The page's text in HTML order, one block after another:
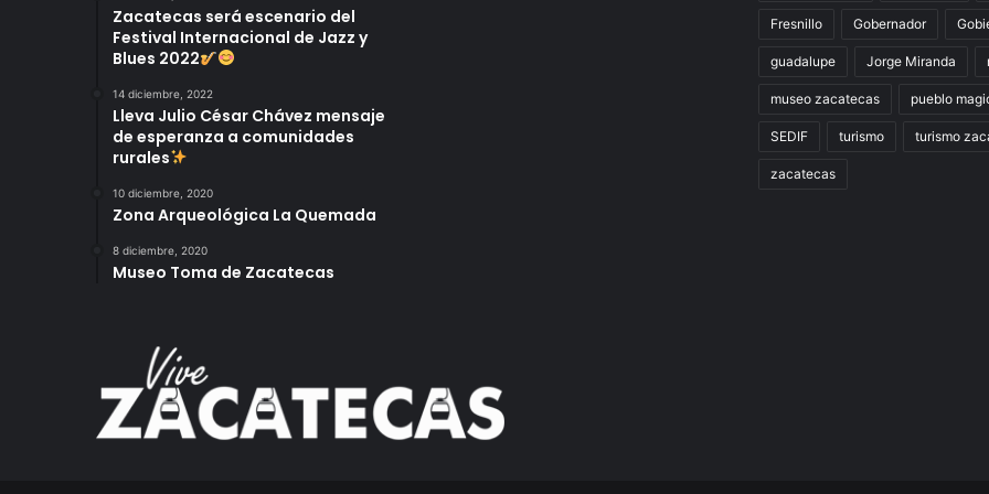
Zacatecas será escenario del
Festival Internacional de Jazz y
Blues 2022
14 diciembre, 2022
Lleva Julio César Chávez mensaje
de esperanza a comunidades
rurales
10 diciembre, 2020
Zona Arqueológica La Quemada
8 diciembre, 2020
Museo Toma de Zacatecas
Fresnillo Gobernador
guadalupe Jorge Miranda
museo zacatecas pueblo
SEDIF turismo turismo
zacatecas